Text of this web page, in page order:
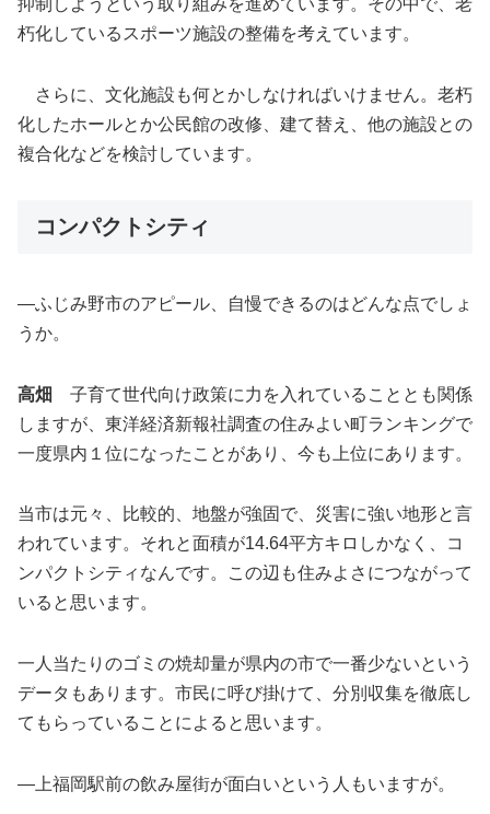
抑制しようという取り組みを進めています。その中で、老
朽化しているスポーツ施設の整備を考えています。
さらに、文化施設も何とかしなければいけません。老朽
化したホールとか公民館の改修、建て替え、他の施設との
複合化などを検討しています。
コンパクトシティ
―ふじみ野市のアピール、自慢できるのはどんな点でしょ
うか。
高畑
子育て世代向け政策に力を入れていることとも関係
しますが、東洋経済新報社調査の住みよい町ランキングで
一度県内１位になったことがあり、今も上位にあります。
当市は元々、比較的、地盤が強固で、災害に強い地形と言
われています。それと面積が14.64平方キロしかなく、コ
ンパクトシティなんです。この辺も住みよさにつながって
いると思います。
一人当たりのゴミの焼却量が県内の市で一番少ないという
データもあります。市民に呼び掛けて、分別収集を徹底し
てもらっていることによると思います。
―上福岡駅前の飲み屋街が面白いという人もいますが。